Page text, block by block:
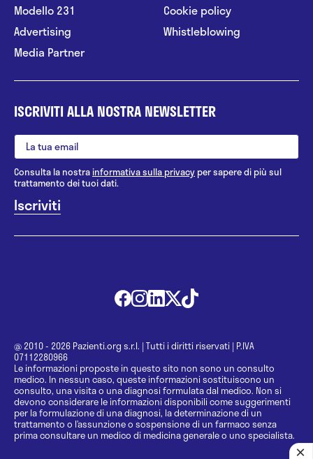
Modello 231
Advertising
Media Partner
Cookie policy
Whistleblowing
ISCRIVITI ALLA NOSTRA NEWSLETTER
Consulta la nostrainformativa sulla privacy per sapere di più sul
trattamento dei tuoi dati.
@ 2010 - 2026 Pazienti.org s.r.l. | Tutti i diritti riservati | P.IVA
07112280966
Le informazioni proposte in questo sito non sono un consulto
medico. In nessun caso, queste informazioni sostituiscono un
consulto, una visita o una diagnosi formulata dal medico. Non si
devono considerare le informazioni disponibili come suggerimenti
per la formulazione di una diagnosi, la determinazione di un
trattamento o l’assunzione o sospensione di un farmaco senza
prima consultare un medico di medicina generale o uno specialista.